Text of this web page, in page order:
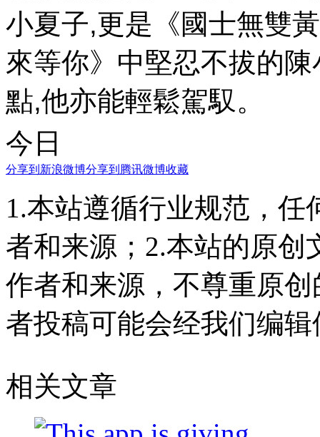
小夏子,更是《國士無雙
來等你》中堅忍不拔的
點,他亦能輕鬆駕馭。
今日
分享到新浪微博分享到腾讯微博收藏
1.本站遵循行业规范，
者和来源；2.本站的原
作者和来源，不尊重原
者投稿可能会经我们编
相关文章